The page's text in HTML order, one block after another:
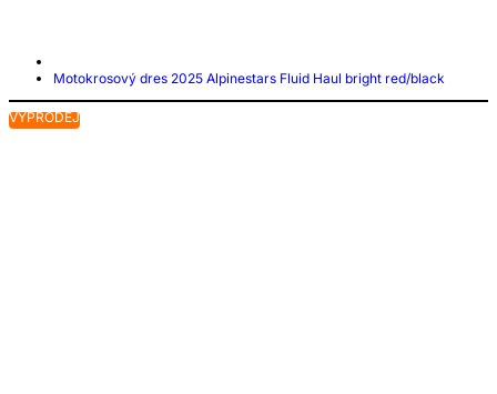
Motokrosový dres 2025 Alpinestars Fluid Haul bright red/black
VÝPRODEJ